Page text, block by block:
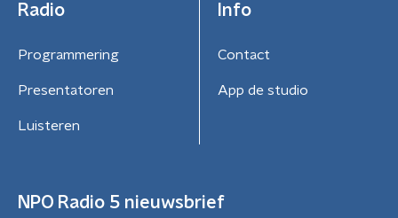
Radio
Programmering
Presentatoren
Luisteren
Info
Contact
App de studio
NPO Radio 5 nieuwsbrief